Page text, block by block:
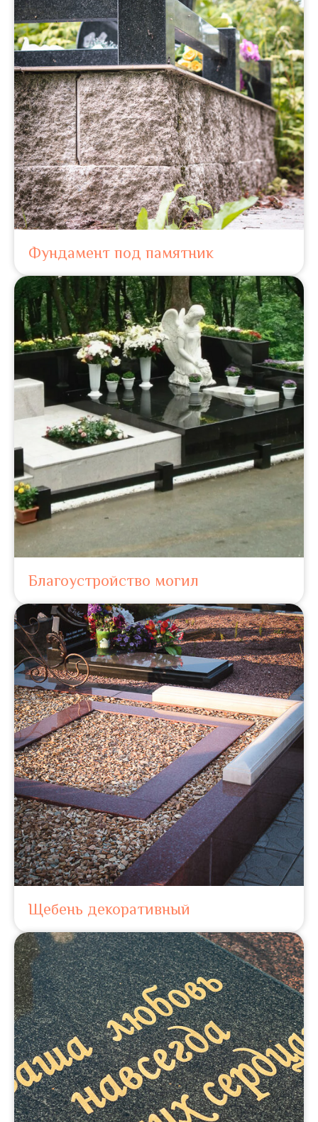
Фундамент под памятник
Благоустройство могил
Щебень декоративный